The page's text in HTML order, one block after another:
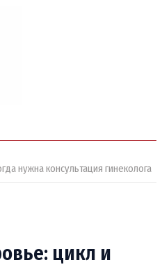
нужна консультация гинеколога
цикл и